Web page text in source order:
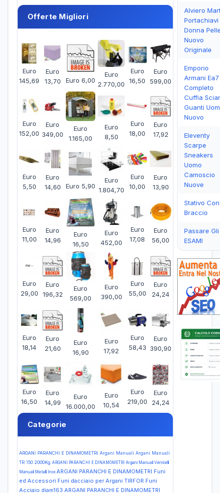
Offerte Migliori
Euro
145,69
Euro
13,70
Euro 6,00
Euro
2.770,00
Euro
16,50
Euro
599,00
Euro
152,00
Euro
349,00
Euro
1.165,00
Euro
8,50
Euro
18,00
Euro
17,92
Euro
5,50
Euro
14,60
Euro 5,90
Euro
1.804,70
Euro
10,00
Euro
13,90
Euro
11,00
Euro
14,96
Euro
16,50
Euro
452,00
Euro
17,08
Euro
56,00
Euro
29,00
Euro
196,32
Euro
569,00
Euro
390,00
Euro
55,00
Euro
24,24
Euro
18,14
Euro
21,60
Euro
16,90
Euro
17,92
Euro
58,43
Euro
390,90
Euro
16,50
Euro
14,99
Euro
16.000,00
Euro
10,54
Euro
219,00
Euro
24,24
Categorie
ARGANI PARANCHI E DINAMOMETRI Argani Manuali Argani Manuali
TR 150 2000Kg ARGANI PARANCHI E DINAMOMETRI Argani Manuali Verricelli
Manuali Metalli Inox ARGANI PARANCHI E DINAMOMETRI Funi
ed Accessori Funi dacciaio per Argani TIRFOR Funi
Acciaio diam163 ARGANI PARANCHI E DINAMOMETRI
Alviero
Portachiavi
Donna
Nuovo
Originale
Emporio
Armani Ea7
Completo
Cuffia
Guanti
Nuovo
Eleventy
Scarpe
Sneakers
Uomo
Camoscio
Nuove
Stativo Con
Braccio
Passare Gli
ESAMI